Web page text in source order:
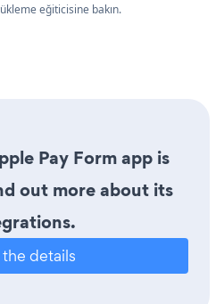
eğiticisine bakın.
Pay Form app is
out more about its
the details